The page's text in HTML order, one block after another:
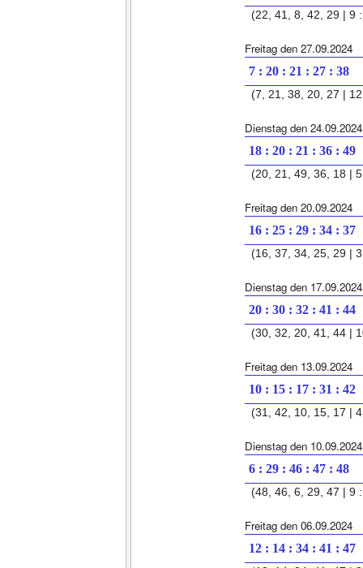
(22, 41, 8, 42, 29 | 9
Freitag den 27.09.2024
7 : 20 : 21 : 27 : 38
(7, 21, 38, 20, 27 |
Dienstag den 24.09.2024
18 : 20 : 21 : 36 : 49
(20, 21, 49, 36, 18 |
Freitag den 20.09.2024
16 : 25 : 29 : 34 : 37
(16, 37, 34, 25, 29 |
Dienstag den 17.09.2024
20 : 30 : 32 : 41 : 44
(30, 32, 20, 41, 44 |
Freitag den 13.09.2024
10 : 15 : 17 : 31 : 42
(31, 42, 10, 15, 17 |
Dienstag den 10.09.2024
6 : 29 : 46 : 47 : 48
(48, 46, 6, 29, 47 | 9
Freitag den 06.09.2024
12 : 14 : 34 : 41 : 47